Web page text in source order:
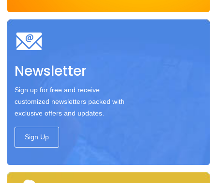
Newsletter
Sign up for free and receive
customized newsletters packed with
exclusive offers and updates.
Sign Up